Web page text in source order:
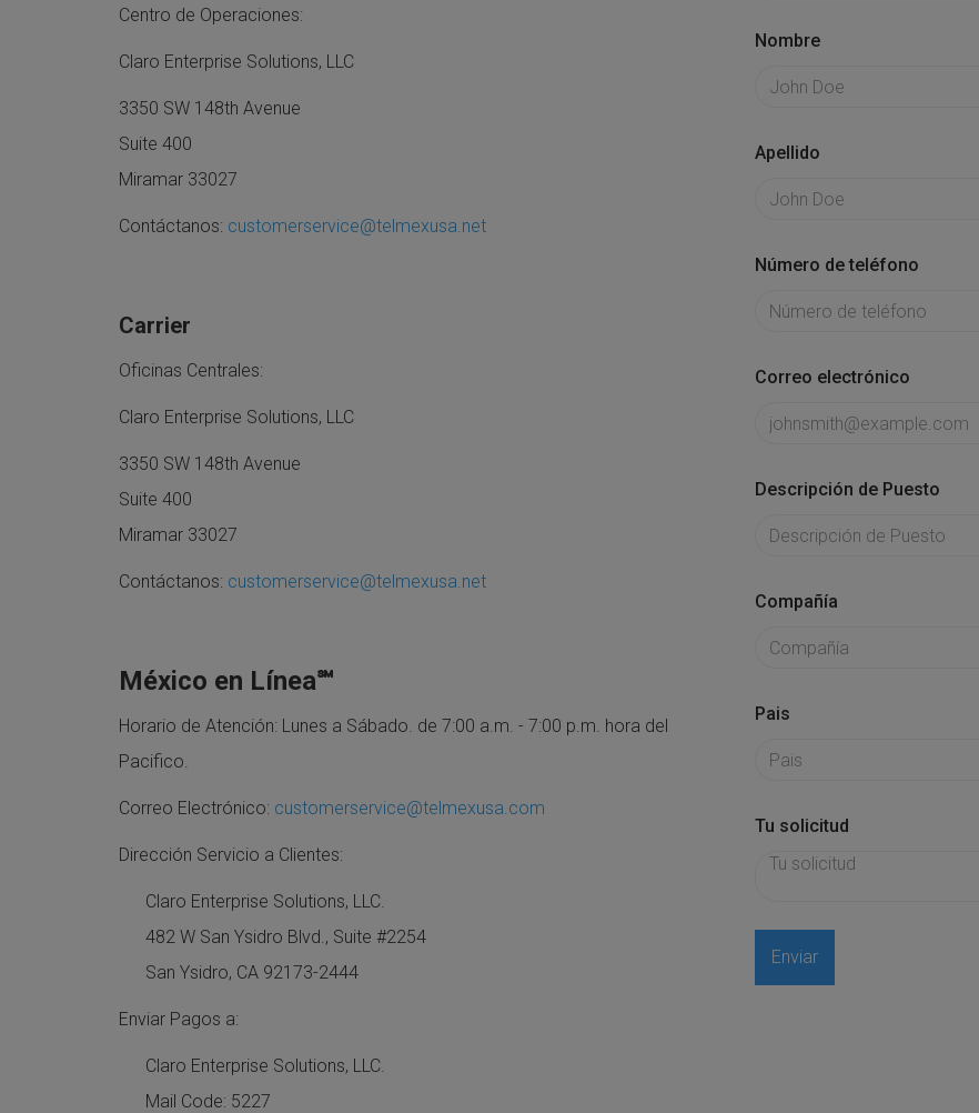
Centro de Operaciones:
Claro Enterprise Solutions, LLC
3350 SW 148th Avenue
Suite 400
Miramar 33027
Contáctanos: customerservice@telmexusa.net
Carrier
Oficinas Centrales:
Claro Enterprise Solutions, LLC
3350 SW 148th Avenue
Suite 400
Miramar 33027
Contáctanos: customerservice@telmexusa.net
México en Línea℠
Horario de Atención: Lunes a Sábado. de 7:00 a.m. - 7:00 p.m. hora del
Pacifico.
Correo Electrónico: customerservice@telmexusa.com
Dirección Servicio a Clientes:
Claro Enterprise Solutions, LLC.
482 W San Ysidro Blvd., Suite #2254
San Ysidro, CA 92173-2444
Enviar Pagos a:
Claro Enterprise Solutions, LLC.
Mail Code: 5227
Nombre
Apellido
Número de teléfono
Correo electrónico
Descripción de Puesto
Compañía
Pais
Tu solicitud